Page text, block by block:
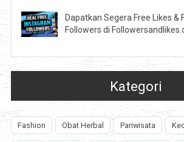
Dapatkan Segera Free Likes &
Followers di
Kategori
Fashion Obat Herbal Pariwisata